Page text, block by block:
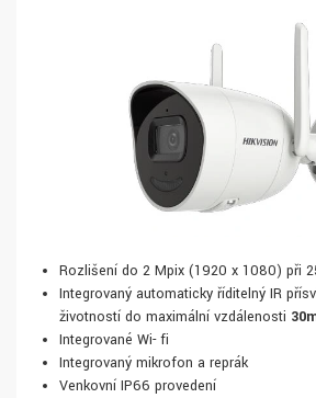
Rozlišení do 2 Mpix (1920 x 1080) při
Integrovaný automaticky říditelný IR
životností do maximální vzdálenosti
Integrované Wi- fi
Integrovaný mikrofon a reprák
Venkovní IP66 provedení